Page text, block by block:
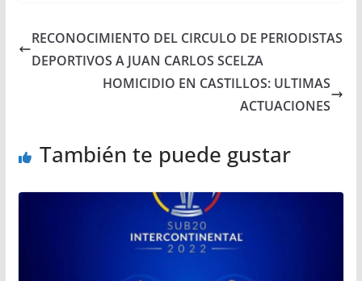
RECONOCIMIENTO DEL CIRCULO DE PERIODISTAS
DEPORTIVOS A JUAN CARLOS SCELZA
HOMICIDIO EN CASTILLOS: ULTIMAS
ACTUACIONES
También te puede gustar